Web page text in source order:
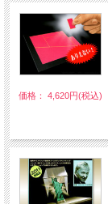
価格： 4,620円(税込)